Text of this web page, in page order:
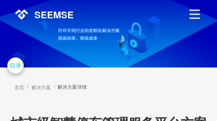
SEEMSE
首页 / 解决方案 / 解决方案详情
目录